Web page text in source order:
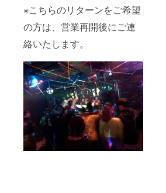
※こちらのリターンをご希望
の方は、営業再開後にご連
絡いたします。